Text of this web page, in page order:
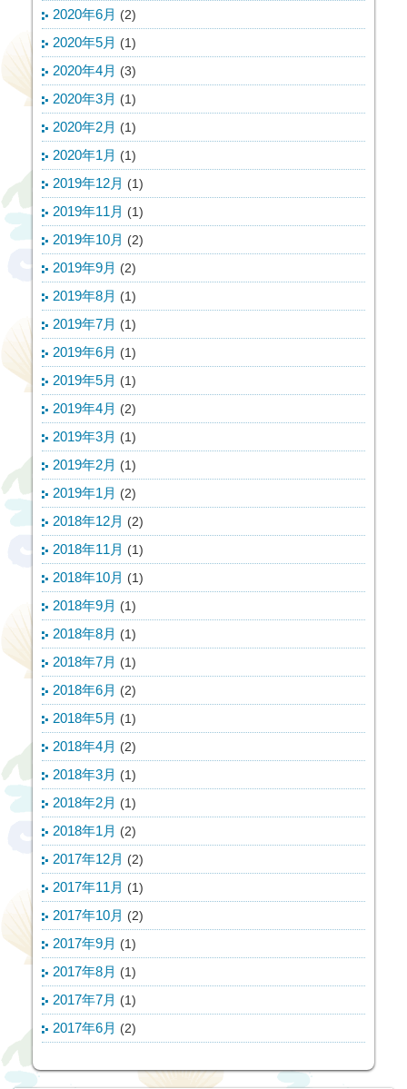
2020年6月 (2)
2020年5月 (1)
2020年4月 (3)
2020年3月 (1)
2020年2月 (1)
2020年1月 (1)
2019年12月 (1)
2019年11月 (1)
2019年10月 (2)
2019年9月 (2)
2019年8月 (1)
2019年7月 (1)
2019年6月 (1)
2019年5月 (1)
2019年4月 (2)
2019年3月 (1)
2019年2月 (1)
2019年1月 (2)
2018年12月 (2)
2018年11月 (1)
2018年10月 (1)
2018年9月 (1)
2018年8月 (1)
2018年7月 (1)
2018年6月 (2)
2018年5月 (1)
2018年4月 (2)
2018年3月 (1)
2018年2月 (1)
2018年1月 (2)
2017年12月 (2)
2017年11月 (1)
2017年10月 (2)
2017年9月 (1)
2017年8月 (1)
2017年7月 (1)
2017年6月 (2)